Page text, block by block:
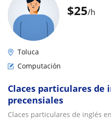
$25/h
Toluca
Computación
Claces particulares de
precensiales
Claces particulares de inglés